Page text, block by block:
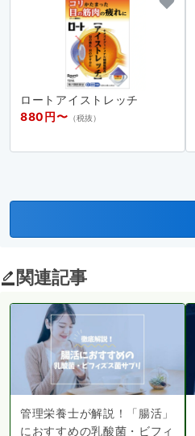
ロートアイストレッチ
880円〜 （税抜）
関連記事
管理栄養士が解説！「腸活」
におすすめの乳酸菌・ビフィ